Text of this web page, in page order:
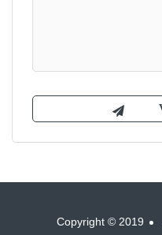
Copyright © 2019